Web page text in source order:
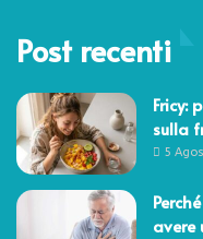
Post recenti
Fricy:
sulla
5
avere